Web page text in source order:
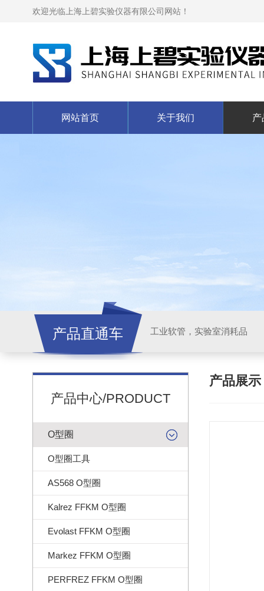
欢迎光临上海上碧实验仪器有限公司网站！
网站首页 关于我们 产
产品直通车 工业软管，实验室消耗品
产品中心/PRODUCT
O型圈
O型圈工具
AS568 O型圈
Kalrez FFKM O型圈
Evolast FFKM O型圈
Markez FFKM O型圈
PERFREZ FFKM O型圈
产品展示